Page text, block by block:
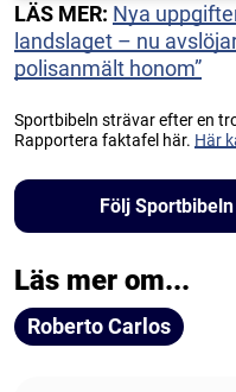
LÄS MER: Nya
landslaget – nu
polisanmält honom”
Sportbibeln strävar efter en
Rapportera faktafel här. Här
Följ
Läs mer om...
Roberto Carlos